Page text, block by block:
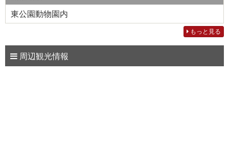
東公園動物園内
もっと見る
周辺観光情報